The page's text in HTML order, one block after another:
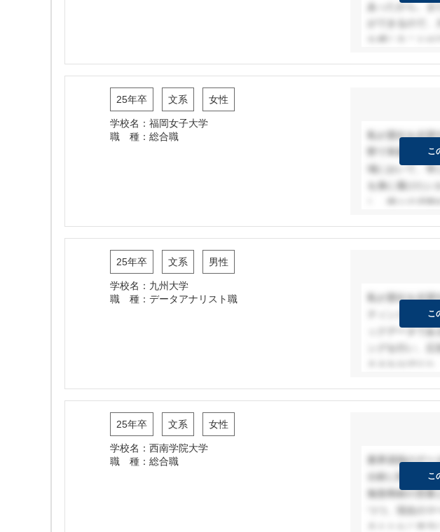
あったから。ま
ができるので
25年卒 文系 女性
学校名：福岡女子大学
職 種：総合職
私が貴社を志
野で革新的な
域において、
を身に着けた
し、個々の才
こ
25年卒 文系 男性
学校名：九州大学
職 種：データアナリスト職
私が貴社を志
ティングとい
ックデータで
こ
25年卒 文系 女性
学校名：西南学院大学
職 種：総合職
業界屈指のデ
分析に関して
無形商材の営
こ